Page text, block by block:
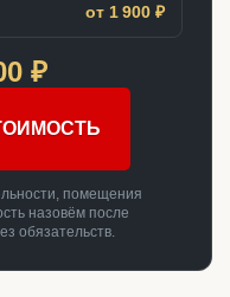
от 1 900 ₽
₽
помещения
назовём после
обязательств.